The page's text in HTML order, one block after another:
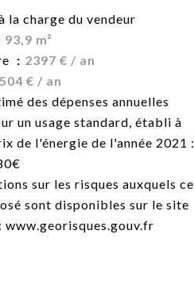
la charge du vendeur
93,9 m²
2397 € / an
€ / an
des dépenses annuelles
un usage standard, établi à
de l'énergie de l'année 2021 :
sur les risques auxquels ce
sont disponibles sur le site
www.georisques.gouv.fr